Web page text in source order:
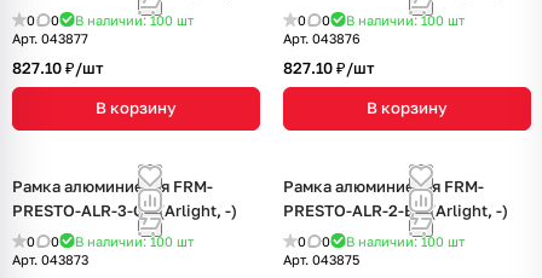
0 0 В наличии: 100 шт
Арт. 043877
827.10 ₽/шт
В корзину
0 0 В наличии: 100 шт
Арт. 043876
827.10 ₽/шт
В корзину
Рамка алюминиевая FRM-
PRESTO-ALR-3-GR (Arlight, -)
0 0 В наличии: 100 шт
Арт. 043873
Рамка алюминиевая FRM-
PRESTO-ALR-2-BK (Arlight, -)
0 0 В наличии: 100 шт
Арт. 043875